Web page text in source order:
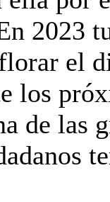
2023
el
los
de las